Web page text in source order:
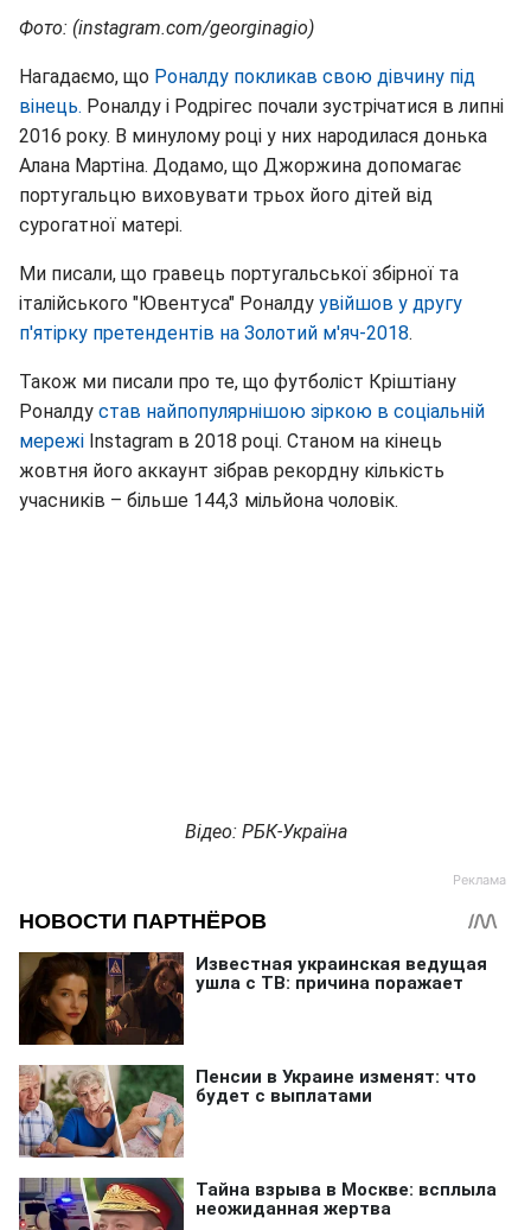
Фото: (instagram.com/georginagio)
Нагадаємо, що Роналду покликав свою дівчину під
вінець. Роналду і Родрігес почали зустрічатися в липні
2016 року. В минулому році у них народилася донька
Алана Мартіна. Додамо, що Джоржина допомагає
португальцю виховувати трьох його дітей від
сурогатної матері.
Ми писали, що гравець португальської збірної та
італійського "Ювентуса" Роналду увійшов у другу
п'ятірку претендентів на Золотий м'яч-2018.
Також ми писали про те, що футболіст Кріштіану
Роналду став найпопулярнішою зіркою в соціальній
мережі Instagram в 2018 році. Станом на кінець
жовтня його аккаунт зібрав рекордну кількість
учасників – більше 144,3 мільйона чоловік.
Відео: РБК-Україна